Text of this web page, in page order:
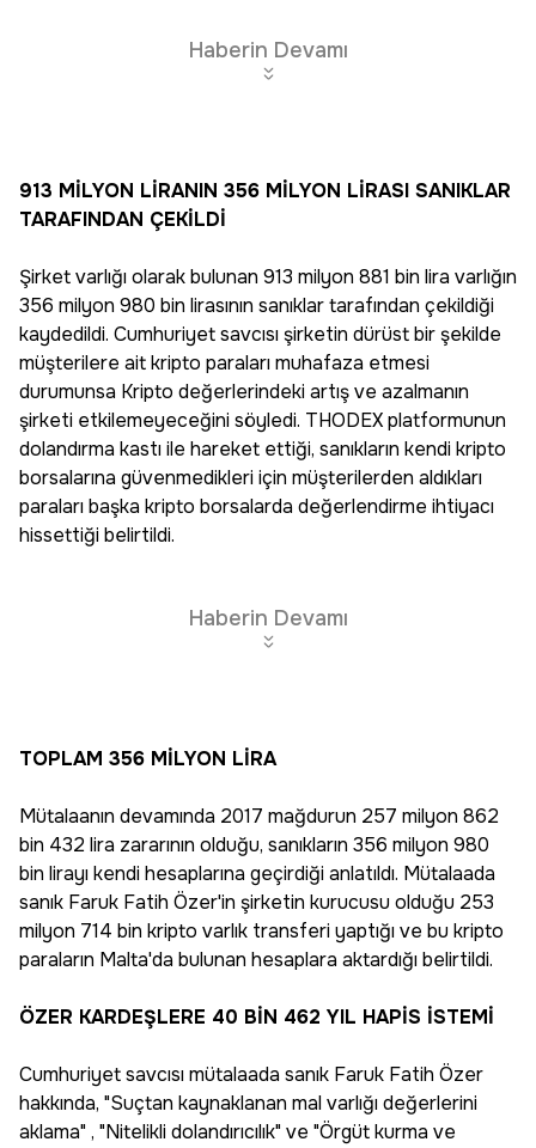
Haberin Devamı
913 MİLYON LİRANIN 356 MİLYON LİRASI SANIKLAR
TARAFINDAN ÇEKİLDİ
Şirket varlığı olarak bulunan 913 milyon 881 bin lira varlığın
356 milyon 980 bin lirasının sanıklar tarafından çekildiği
kaydedildi. Cumhuriyet savcısı şirketin dürüst bir şekilde
müşterilere ait kripto paraları muhafaza etmesi
durumunsa Kripto değerlerindeki artış ve azalmanın
şirketi etkilemeyeceğini söyledi. THODEX platformunun
dolandırma kastı ile hareket ettiği, sanıkların kendi kripto
borsalarına güvenmedikleri için müşterilerden aldıkları
paraları başka kripto borsalarda değerlendirme ihtiyacı
hissettiği belirtildi.
Haberin Devamı
TOPLAM 356 MİLYON LİRA
Mütalaanın devamında 2017 mağdurun 257 milyon 862
bin 432 lira zararının olduğu, sanıkların 356 milyon 980
bin lirayı kendi hesaplarına geçirdiği anlatıldı. Mütalaada
sanık Faruk Fatih Özer'in şirketin kurucusu olduğu 253
milyon 714 bin kripto varlık transferi yaptığı ve bu kripto
paraların Malta'da bulunan hesaplara aktardığı belirtildi.
ÖZER KARDEŞLERE 40 BİN 462 YIL HAPİS İSTEMİ
Cumhuriyet savcısı mütalaada sanık Faruk Fatih Özer
hakkında, "Suçtan kaynaklanan mal varlığı değerlerini
aklama" , "Nitelikli dolandırıcılık" ve "Örgüt kurma ve